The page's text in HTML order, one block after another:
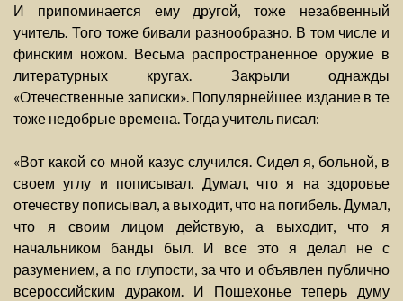
И припоминается ему другой, тоже незабвенный
учитель. Того тоже бивали разнообразно. В том числе и
финским ножом. Весьма распространенное оружие в
литературных кругах. Закрыли однажды
«Отечественные записки». Популярнейшее издание в те
тоже недобрые времена. Тогда учитель писал:
«Вот какой со мной казус случился. Сидел я, больной, в
своем углу и пописывал. Думал, что я на здоровье
отечеству пописывал, а выходит, что на погибель. Думал,
что я своим лицом действую, а выходит, что я
начальником банды был. И все это я делал не с
разумением, а по глупости, за что и объявлен публично
всероссийским дураком. И Пошехонье теперь думу